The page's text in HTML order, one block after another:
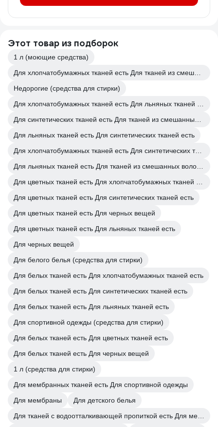
Этот товар из подборок
1 л (моющие средства)
Недорогие (средства для стирки)
Для льняных тканей есть Для синтетических тканей есть
Для хлопчатобумажных тканей есть Для синтетических тканей есть
Для цветных тканей есть Для синтетических тканей есть
Для цветных тканей есть Для черных вещей
Для цветных тканей есть Для льняных тканей есть
Для черных вещей
Для белого белья (средства для стирки)
Для белых тканей есть Для хлопчатобумажных тканей есть
Для белых тканей есть Для синтетических тканей есть
Для белых тканей есть Для льняных тканей есть
Для спортивной одежды (средства для стирки)
Для белых тканей есть Для цветных тканей есть
Для белых тканей есть Для черных вещей
1 л (средства для стирки)
Для мембранных тканей есть Для спортивной одежды
Для мембраны
Для детского белья